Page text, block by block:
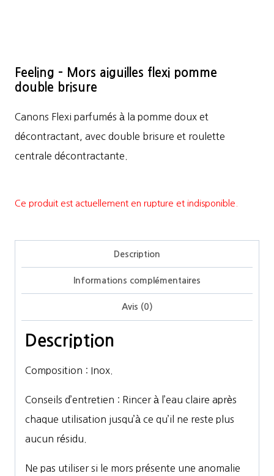
Feeling – Mors aiguilles flexi pomme
double brisure
Canons Flexi parfumés à la pomme doux et
décontractant, avec double brisure et roulette
centrale décontractante.
Ce produit est actuellement en rupture et indisponible.
Description
Informations complémentaires
Avis (0)
Description
Composition : Inox.
Conseils d’entretien : Rincer à l’eau claire après
chaque utilisation jusqu’à ce qu’il ne reste plus
aucun résidu.
Ne pas utiliser si le mors présente une anomalie